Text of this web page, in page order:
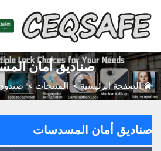
صناديق أمان
الصفحة الرئيسية> المنتجات >
صناديق أمان المسدسات